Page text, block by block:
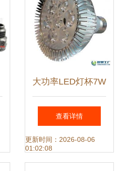
大功率LED灯杯7W
透镜定制方案 连体
与不连体的光学性
查看详情
更新时间：2026-08-06
01:02:08